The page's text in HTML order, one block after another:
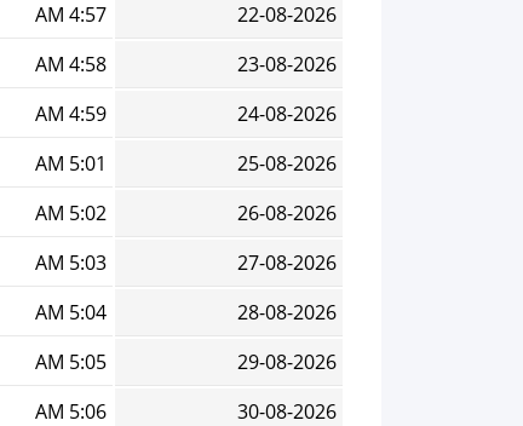
22-08-2026
4:57 AM
23-08-2026
4:58 AM
24-08-2026
4:59 AM
25-08-2026
5:01 AM
26-08-2026
5:02 AM
27-08-2026
5:03 AM
28-08-2026
5:04 AM
29-08-2026
5:05 AM
30-08-2026
5:06 AM